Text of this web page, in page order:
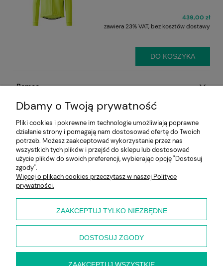
439,00 zł
zawiera 23% VAT, bez kosztów dostawy
DO KOSZYKA
Pomoc
Aktualności
Moje konto
Płatności i dostawa
Informacje
Dbamy o Twoją prywatność
Pliki cookies i pokrewne im technologie umożliwiają poprawne
działanie strony i pomagają nam dostosować ofertę do Twoich
potrzeb. Możesz zaakceptować wykorzystanie przez nas
wszystkich tych plików i przejść do sklepu lub dostosować
użycie plików do swoich preferencji, wybierając opcję "Dostosuj
zgody".
Więcej o plikach cookies przeczytasz w naszej Polityce
prywatności.
ZAAKCEPTUJ TYLKO NIEZBĘDNE
DOSTOSUJ ZGODY
ZAAKCEPTUJ WSZYSTKIE